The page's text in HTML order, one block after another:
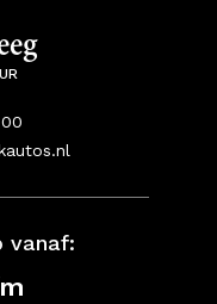
vanaf: